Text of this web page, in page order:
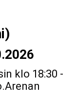
klo 18:30 -